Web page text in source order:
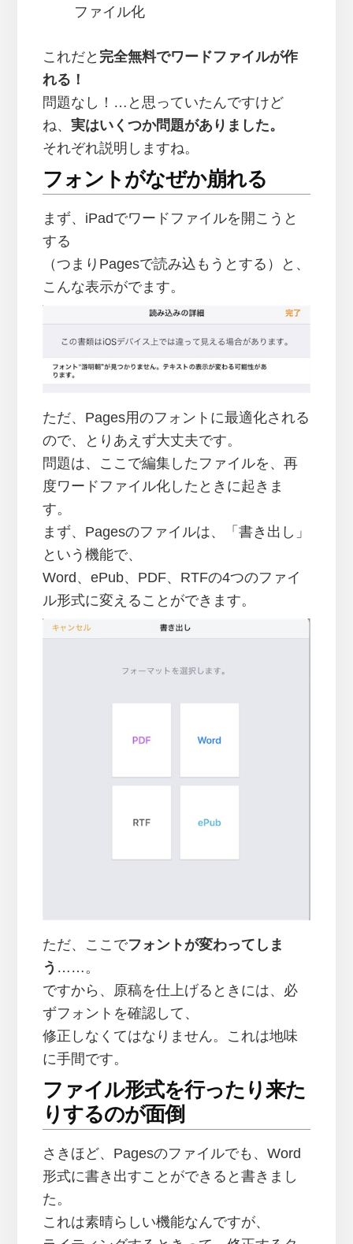
ファイル化
これだと 完全無料でワードファイルが作
れる！
問題なし！…と思っていたんですけど
ね、 実はいくつか問題がありました。
それぞれ説明しますね。
フォントがなぜか崩れる
まず、iPadでワードファイルを開こうと
する
（つまりPagesで読み込もうとする）と、
こんな表示がでます。
ただ、Pages用のフォントに最適化される
ので、とりあえず大丈夫です。
問題は、ここで編集したファイルを、再
度ワードファイル化したときに起きま
す。
まず、Pagesのファイルは、「書き出し」
という機能で、
Word、ePub、PDF、RTFの4つのファイ
ル形式に変えることができます。
ただ、ここでフォントが変わってしま
う ……。
ですから、原稿を仕上げるときには、必
ずフォントを確認して、
修正しなくてはなりません。これは地味
に手間です。
ファイル形式を行ったり来た
りするのが面倒
さきほど、Pagesのファイルでも、Word
形式に書き出すことができると書きまし
た。
これは素晴らしい機能なんですが、